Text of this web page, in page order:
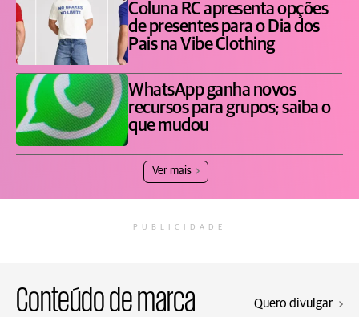
Coluna RC apresenta opções
de presentes para o Dia dos
Pais na Vibe Clothing
WhatsApp ganha novos
recursos para grupos; saiba o
que mudou
Ver mais
PUBLICIDADE
Conteúdo de marca Quero divulgar